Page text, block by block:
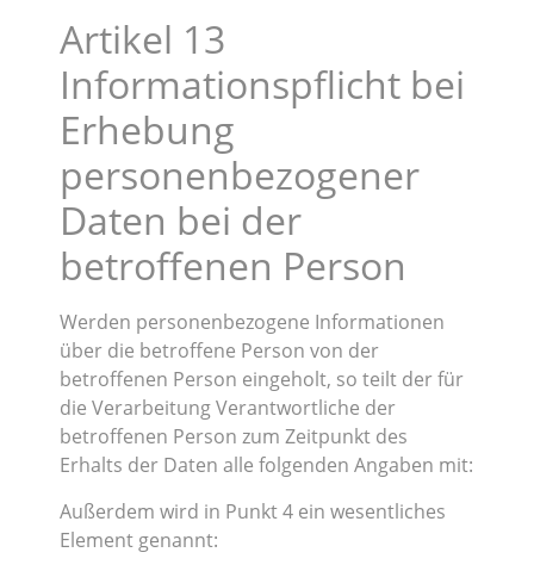
Artikel 13
Informationspflicht bei
Erhebung
personenbezogener
Daten bei der
betroffenen Person
Werden personenbezogene Informationen
über die betroffene Person von der
betroffenen Person eingeholt, so teilt der für
die Verarbeitung Verantwortliche der
betroffenen Person zum Zeitpunkt des
Erhalts der Daten alle folgenden Angaben mit:
Außerdem wird in Punkt 4 ein wesentliches
Element genannt: